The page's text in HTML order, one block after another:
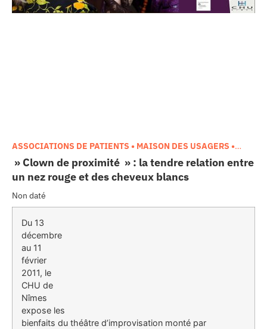
» Clown de proximité » : la tendre relation entre
un nez rouge et des cheveux blancs
Non daté
ASSOCIATIONS DE PATIENTS • MAISON DES USAGERS •
MÉCÉNAT • CONFORT DES PATIENTS
GÉRIATRIE •
GÉRONTOLOGIE • ALZHEIMER
Du 13
décembre
au 11
février
2011, le
CHU de
Nîmes
expose les
bienfaits du théâtre d’improvisation monté par